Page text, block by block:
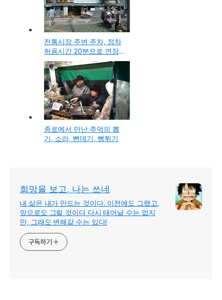
전통시장 주변 주차, 정차
허용시간 20분으로 연장
과 재래시장의 변화
종로에서 만난 추억의 뽑
기, 소라, 뻔데기, 뻥튀기
희망을 보고, 나는 쓰네
내 삶은 내가 만드는 것이다. 이전에도 그랬고,
앞으로도 그럴 것이다 다시 태어날 수는 없지
만, 그래도 변해갈 수는 있다!
구독하기